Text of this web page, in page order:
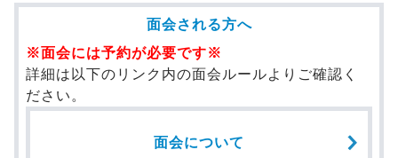
面会される方へ
※面会には予約が必要です※
詳細は以下のリンク内の面会ルールよりご確認く
ださい。
面会について